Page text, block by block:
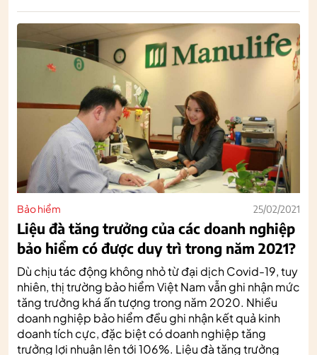
Bảo hiểm 25/02/2021
Liệu đà tăng trưởng của các doanh nghiệp
bảo hiểm có được duy trì trong năm 2021?
Dù chịu tác động không nhỏ từ đại dịch Covid-19, tuy
nhiên, thị trường bảo hiểm Việt Nam vẫn ghi nhận mức
tăng trưởng khá ấn tượng trong năm 2020. Nhiều
doanh nghiệp bảo hiểm đều ghi nhận kết quả kinh
doanh tích cực, đặc biệt có doanh nghiệp tăng
trưởng lợi nhuận lên tới 106%. Liệu đà tăng trưởng